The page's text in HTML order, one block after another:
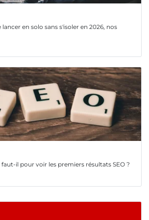
en solo sans s'isoler en 2026, nos
il pour voir les premiers résultats SEO ?